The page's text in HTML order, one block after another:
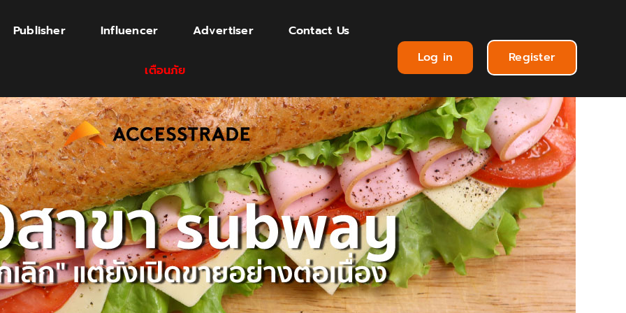
Publisher Influencer Advertiser Contact Us
เตือนภัย
Log in Register